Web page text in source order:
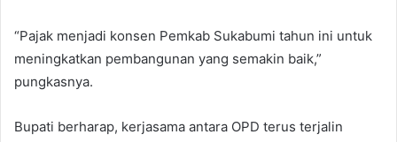
“Pajak menjadi konsen Pemkab Sukabumi tahun ini untuk
meningkatkan pembangunan yang semakin baik,”
pungkasnya.
Bupati berharap, kerjasama antara OPD terus terjalin